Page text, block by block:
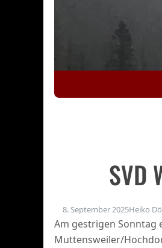
SVD
8. September 2025Heiko
Am gestrigen Sonntag
Muttensweiler/